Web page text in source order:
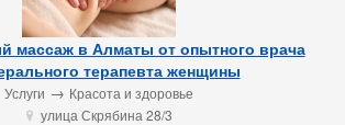
массаж в Алматы от опытного врача
терапевта женщины
Услуги → Красота и здоровье
u улица Скрябина 28/3